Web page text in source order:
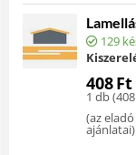
129
408Ft
1 db (408
(az
ajánlatai)